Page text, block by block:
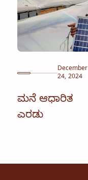
December
24, 2024
ಮನೆ ಆಧಾರಿತ
ಎರಡು